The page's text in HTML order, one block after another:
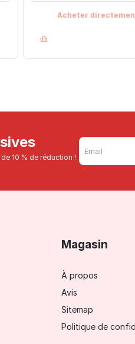
Acheter
10 % de réduction !
Magasin
À propos
Avis
Sitemap
Politique de